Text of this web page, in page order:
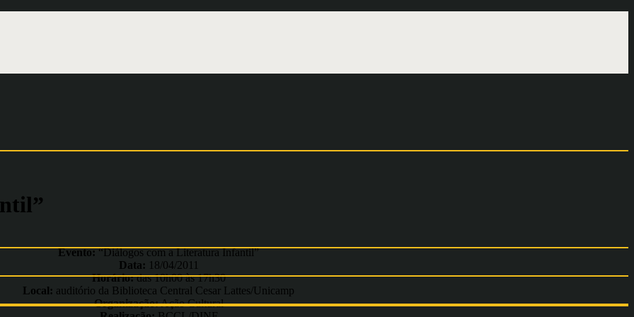
Evento:“Diálogos com a Literatura Infantil”
Data: 18/04/2011
Horário:das 10h00 às 17h30
Local: auditório da Biblioteca Central Cesar Lattes/Unicamp
Organização:Ação Cultural